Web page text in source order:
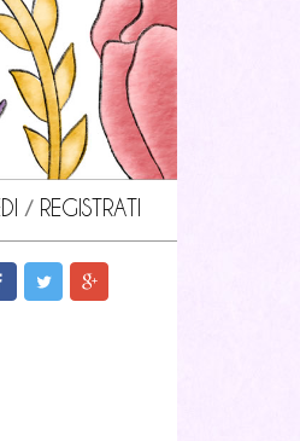
/ REGISTRATI